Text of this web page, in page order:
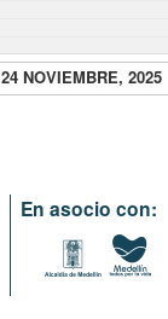
24 NOVIEMBRE, 2025
En asocio con: